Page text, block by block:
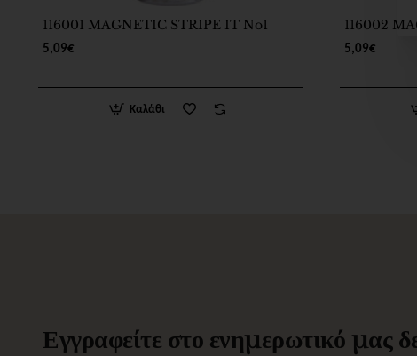
116001 MAGNETIC STRIPE IT No1
5,09€
Καλάθι
116002
5,09€
Εγγραφείτε στο ενημερωτικό μας